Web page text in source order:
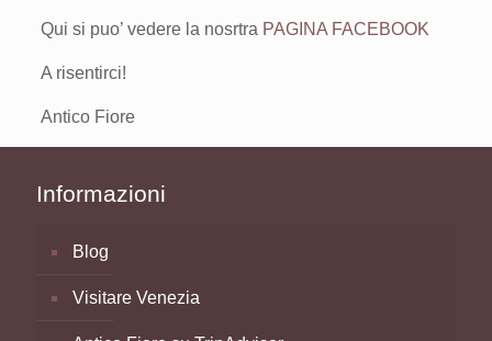
Qui si puo’ vedere la nosrtra PAGINA FACEBOOK
A risentirci!
Antico Fiore
Informazioni
Blog
Visitare Venezia